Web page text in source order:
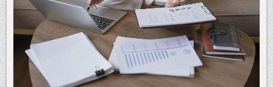
DIE
RICHTIGE
MICH?